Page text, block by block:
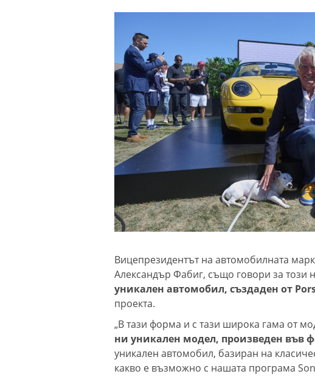
Вицепрезидентът на автомобилната
Александър Фабиг, също говори за този
уникален автомобил, създаден от
проекта.
„В тази форма и с тази широка гама от
ни уникален модел, произведен във
уникален автомобил, базиран на
какво е възможно с нашата програма